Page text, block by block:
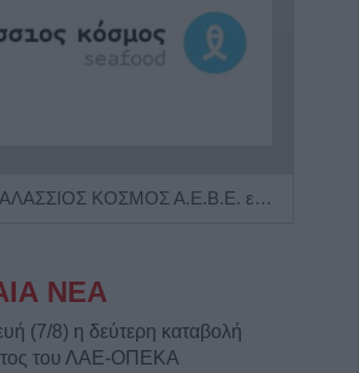
Η εταιρεία ΘΑΛΑΣΣΙΟΣ ΚΟΣΜΟΣ Α.Ε.Β.Ε. επιθυμεί να προσλάβει Αποθηκάριο
ΝΕΑ
(7/8) η δεύτερη καταβολή
του ΛΑΕ-ΟΠΕΚΑ